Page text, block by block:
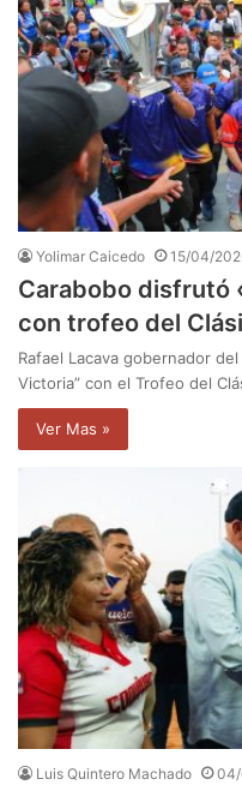
Yolimar Caicedo 15/04/
Carabobo disfrutó
con trofeo del
Rafael Lacava gobernador
Victoria” con el Trofeo del
Ver Mas »
Luis Quintero Machado